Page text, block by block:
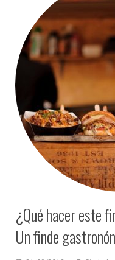
¿Qué hacer este
Un finde